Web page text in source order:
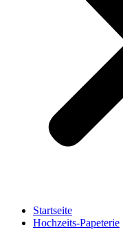
Startseite
Hochzeits-Papeterie